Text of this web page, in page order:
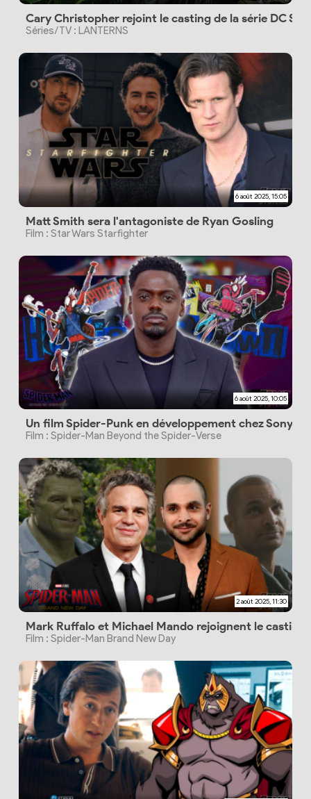
Cary Christopher rejoint le casting de la série DC
Séries/TV : LANTERNS
6 août 2025, 15:05
Matt Smith sera l'antagoniste de Ryan Gosling
Film : Star Wars Starfighter
6 août 2025, 10:05
Un film Spider-Punk en développement chez Sony
Film : Spider-Man Beyond the Spider-Verse
2 août 2025, 11:30
Mark Ruffalo et Michael Mando rejoignent le casting
Film : Spider-Man Brand New Day